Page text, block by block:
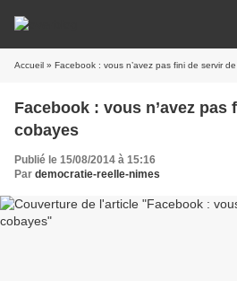
Accueil » Facebook : vous n’avez pas fini de servir
Facebook : vous n’avez pas
cobayes
Publié le 15/08/2014 à 15:16
Par democratie-reelle-nimes